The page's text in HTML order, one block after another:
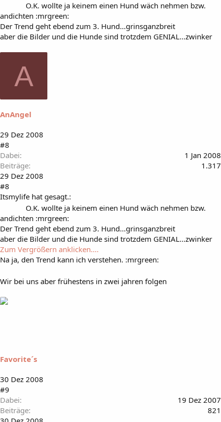
O.K. wollte ja keinem einen Hund wäch nehmen bzw.
andichten :mrgreen:
Der Trend geht ebend zum 3. Hund...grinsganzbreit
aber die Bilder und die Hunde sind trotzdem GENIAL...zwinker
A
AnAngel
29 Dez 2008
#8
Dabei
1 Jan 2008
Beiträge
1.317
29 Dez 2008
#8
Itsmylife hat gesagt.:
O.K. wollte ja keinem einen Hund wäch nehmen bzw.
andichten :mrgreen:
Der Trend geht ebend zum 3. Hund...grinsganzbreit
aber die Bilder und die Hunde sind trotzdem GENIAL...zwinker
Zum Vergrößern anklicken....
Na ja, den Trend kann ich verstehen. :mrgreen:
Wir bei uns aber frühestens in zwei jahren folgen
Favorite´s
30 Dez 2008
#9
Dabei
19 Dez 2007
Beiträge
821